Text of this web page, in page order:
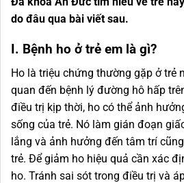
do đâu qua bài viết sau.
I. Bệnh ho ở trẻ em là gì?
Ho là triệu chứng thường gặp ở trẻ
quan đến bệnh lý đường hô hấp
điều trị kịp thời, ho có thể ảnh
sống của trẻ. Nó làm gián đoạn
lắng và ảnh hưởng đến tâm trí
trẻ. Để giảm ho hiệu quả cần xác
ho. Tránh sai sót trong điều trị và